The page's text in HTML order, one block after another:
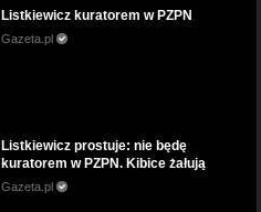
Listkiewicz kuratorem w PZPN
Gazeta.pl
Listkiewicz prostuje: nie będę
kuratorem w PZPN. Kibice żałują
Gazeta.pl